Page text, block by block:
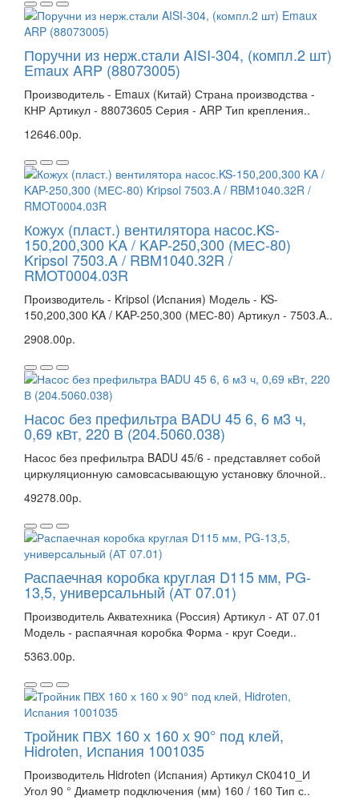
Поручни из нерж.стали AISI-304, (компл.2 шт)
Emaux ARP (88073005)
Производитель - Emaux (Китай) Страна производства -
КНР Артикул - 88073605 Серия - ARP Тип крепления..
12646.00р.
Кожух (пласт.) вентилятора насос.KS-
150,200,300 KA / KAP-250,300 (МЕС-80)
Kripsol 7503.A / RBM1040.32R /
RMOT0004.03R
Производитель - Kripsol (Испания) Модель - KS-
150,200,300 KA / KAP-250,300 (МЕС-80) Артикул - 7503.A..
2908.00р.
Насос без префильтра BADU 45 6, 6 м3 ч,
0,69 кВт, 220 В (204.5060.038)
Насос без префильтра BADU 45/6 - представляет собой
циркуляционную самовсасывающую установку блочной..
49278.00р.
Распаечная коробка круглая D115 мм, PG-
13,5, универсальный (АТ 07.01)
Производитель Акватехника (Россия) Артикул - АТ 07.01
Модель - распаячная коробка Форма - круг Соеди..
5363.00р.
Тройник ПВХ 160 х 160 х 90° под клей,
Hidroten, Испания 1001035
Производитель Hidroten (Испания) Артикул СК0410_И
Угол 90 ° Диаметр подключения (мм) 160 / 160 Тип с..